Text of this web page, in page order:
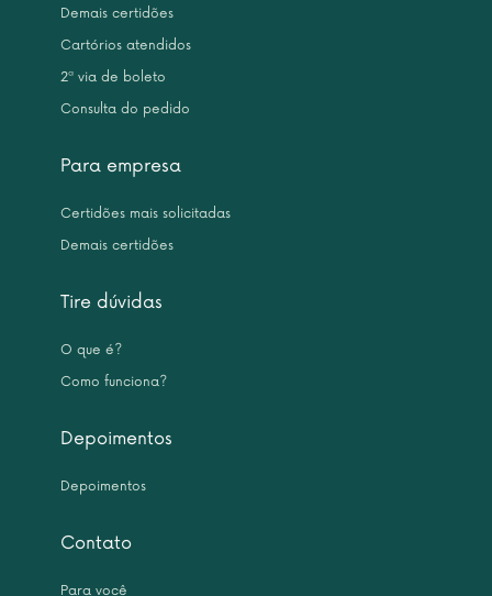
Demais certidões
Cartórios atendidos
2ª via de boleto
Consulta do pedido
Para empresa
Certidões mais solicitadas
Demais certidões
Tire dúvidas
O que é?
Como funciona?
Depoimentos
Depoimentos
Contato
Para você